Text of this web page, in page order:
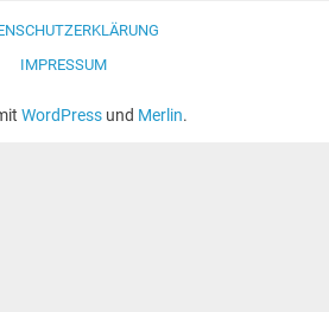
IMPRESSUM
WordPressund Merlin.